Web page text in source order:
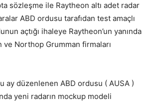
sözleşme ile Raytheon altı adet radar
ABD ordusu tarafıdan test amaçlı
açtığı ihaleye Raytheon’un yanında
ve Northop Grumman firmaları
ay düzenlenen ABD ordusu ( AUSA )
yeni radarın mockup modeli